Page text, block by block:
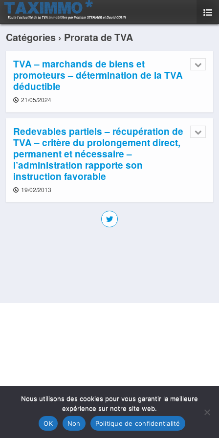
Catégories › Prorata de TVA
TVA – marchands de biens et
promoteurs – détermination de la TVA
déductible
21/05/2024
Redevables partiels – récupération de
TVA – critère du prolongement direct,
permanent et nécessaire –
l’administration rapporte son
instruction favorable
19/02/2013
Nous utilisons des cookies pour vous garantir la meilleure
expérience sur notre site web.
OK
Non Politique de confidentialité